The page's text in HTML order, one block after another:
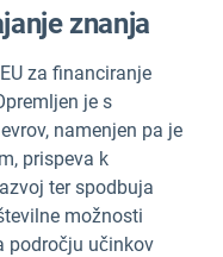
znanja
za financiranje
je s
namenjen pa je
prispeva k
ter spodbuja
možnosti
področju učinkov